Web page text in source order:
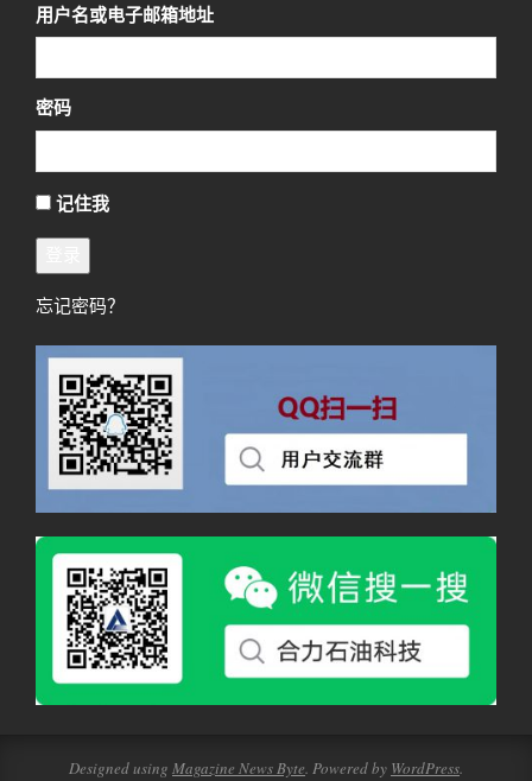
用户名或电子邮箱地址
密码
记住我
忘记密码？
Designed using Magazine News Byte. Powered by WordPress.